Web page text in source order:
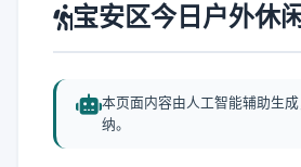
宝安区今日户外休
本页面内容由人工智能辅助生
纳。